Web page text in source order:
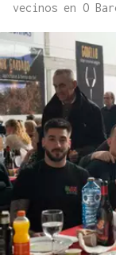
vecinos en O